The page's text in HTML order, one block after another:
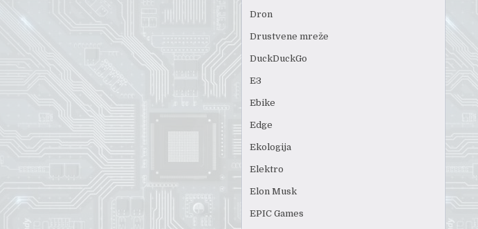
Dron
Drustvene mreže
DuckDuckGo
E3
Ebike
Edge
Ekologija
Elektro
Elon Musk
EPIC Games